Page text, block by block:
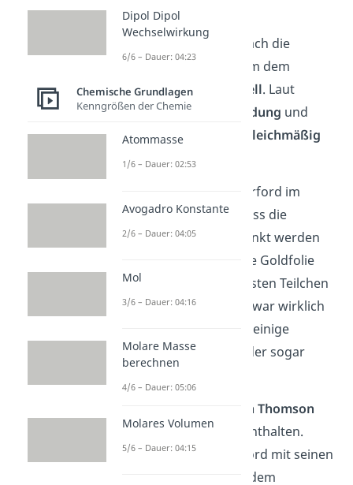
Anfang des 20.
Jahrhunderts entsprach die
Vorstellung vom Atom dem
Thomson Atommodell. Laut
Thomson sind die
Ladung und
Masseeines Atoms
gleichmäßig
verteilt.
gen hat Rutherford im
Versucherwartet
, dass die
Teilchen nicht abgelenkt werden
und einfach durch die Goldfolie
durchgehen. Die meisten Teilchen
haben die Goldfolie zwar wirklich
durchdrungen, doch einige
wurden abgelenkt oder sogar
Atommodell von Thomson
musste alsoFehler
enthalten.
Deshalb hat Rutherford mit seinen
Beobachtungen aus dem
Dipol Dipol
Wechselwirkung
6/6 – Dauer: 04:23
Chemische Grundlagen
Kenngrößen der Chemie
Atommasse
1/6 – Dauer: 02:53
Avogadro Konstante
2/6 – Dauer: 04:05
Mol
3/6 – Dauer: 04:16
Molare Masse
berechnen
4/6 – Dauer: 05:06
Molares Volumen
5/6 – Dauer: 04:15